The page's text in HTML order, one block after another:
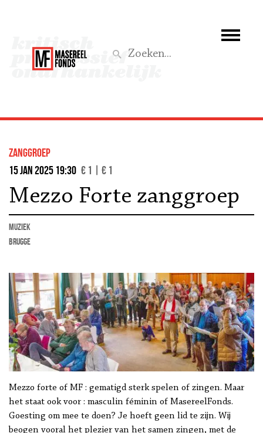
Wat we doen
Steun ons
Aktief
zanggroep
15 jan 2025 19:30 € 1 | € 1
Mezzo Forte zanggroep
muziek
Brugge
Mezzo forte of MF : gematigd sterk spelen of zingen. Maar
het staat ook voor : masculin féminin of MasereelFonds.
Goesting om mee te doen? Je hoeft geen lid te zijn. Wij
beogen vooral het plezier van het samen zingen, met de